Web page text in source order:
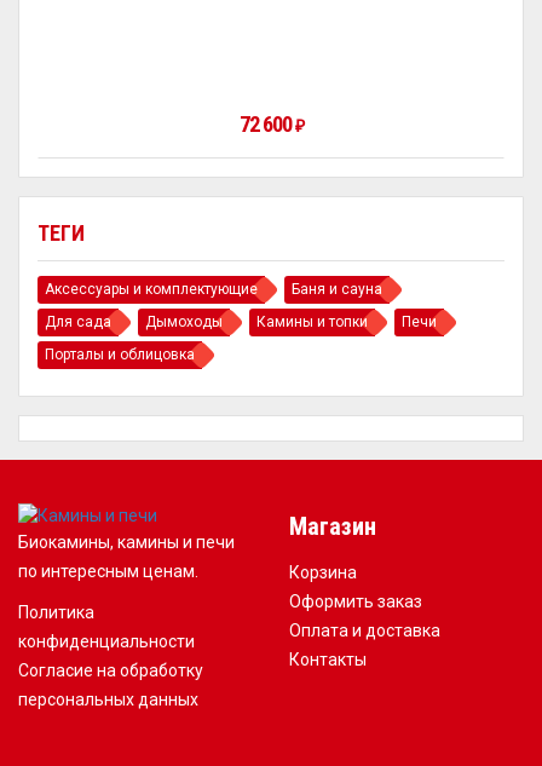
ТЕГИ
Аксессуары и комплектующие
Баня и сауна
Для сада
Дымоходы Камины и топки
Печи
Порталы и облицовка
72 600₽
Биокамины, камины и печи
по интересным ценам.
Политика
конфиденциальности
Согласие на обработку
персональных данных
Магазин
Корзина
Оформить заказ
Оплата и доставка
Контакты